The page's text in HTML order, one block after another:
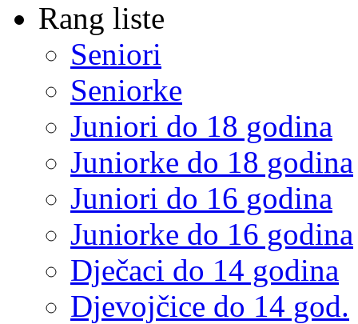
Rang liste
Seniori
Seniorke
Juniori do 18 godina
Juniorke do 18 godina
Juniori do 16 godina
Juniorke do 16 godina
Dječaci do 14 godina
Djevojčice do 14 god.